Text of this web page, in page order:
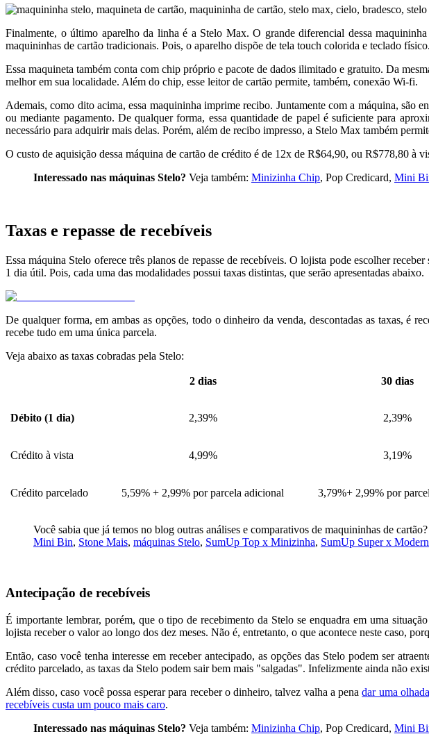
Finalmente, o último aparelho da linha é a Stelo Max. O grande diferencial dessa
maquininhas de cartão tradicionais. Pois, o aparelho dispõe de tela touch colorida e teclado
Essa maquineta também conta com chip próprio e pacote de dados ilimitado e gratuito. Da
melhor em sua localidade. Além do chip, esse leitor de cartão permite, também, conexão Wi-fi.
Ademais, como dito acima, essa maquininha imprime recibo. Juntamente com a máquina, são
ou mediante pagamento. De qualquer forma, essa quantidade de papel é suficiente para
necessário para adquirir mais delas. Porém, além de recibo impresso, a Stelo Max também
O custo de aquisição dessa máquina de cartão de crédito é de 12x de R$64,90, ou R$778,80 à
Interessado nas máquinas Stelo? Veja também: Minizinha Chip, Pop Credicard, Mini
Taxas e repasse de recebíveis
Essa máquina Stelo oferece três planos de repasse de recebíveis. O lojista pode escolher
1 dia útil. Pois, cada uma das modalidades possui taxas distintas, que serão apresentadas abaixo.
De qualquer forma, em ambas as opções, todo o dinheiro da venda, descontadas as taxas, é
recebe tudo em uma única parcela.
Veja abaixo as taxas cobradas pela Stelo:
2 dias 30 dias
Débito (1 dia) 2,39% 2,39%
Crédito à vista 4,99% 3,19%
Crédito parcelado 5,59% + 2,99% por parcela adicional 3,79%+ 2,99% por
Você sabia que já temos no blog outras análises e comparativos de maquininhas de
Mini Bin, Stone Mais, máquinas Stelo, SumUp Top x Minizinha, SumUp Super x
Antecipação de recebíveis
É importante lembrar, porém, que o tipo de recebimento da Stelo se enquadra em uma
lojista receber o valor ao longo dos dez meses. Não é, entretanto, o que acontece neste caso,
Então, caso você tenha interesse em receber antecipado, as opções das Stelo podem ser
crédito parcelado, as taxas da Stelo podem sair bem mais "salgadas". Infelizmente ainda não
Além disso, caso você possa esperar para receber o dinheiro, talvez valha a penadar uma
recebíveis custa um pouco mais caro.
Interessado nas máquinas Stelo? Veja também: Minizinha Chip, Pop Credicard, Mini